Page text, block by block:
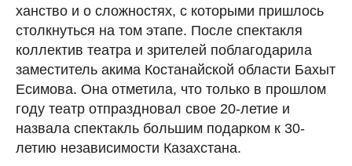
ханство и о сложностях, с которыми пришлось
столкнуться на том этапе. После спектакля
коллектив театра и зрителей поблагодарила
заместитель акима Костанайской области Бахыт
Есимова. Она отметила, что только в прошлом
году театр отпраздновал свое 20-летие и
назвала спектакль большим подарком к 30-
летию независимости Казахстана.